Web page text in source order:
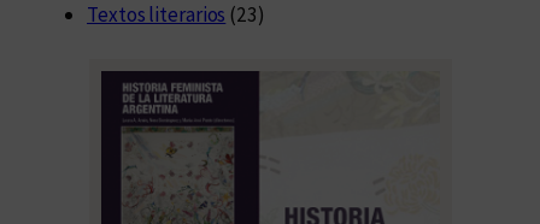
Textos literarios (23)